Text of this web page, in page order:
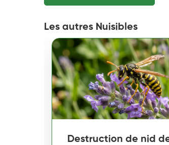
Les autres Nuisibles
Destruction de nid